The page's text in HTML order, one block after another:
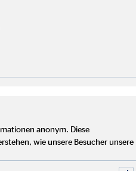
Dein Weg:
und
anonym. Diese
wie unsere Besucher unsere